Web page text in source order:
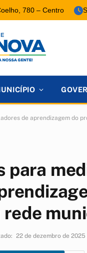
780 – Centro
de aprendizagem do
para
22 de dezembro de 2025